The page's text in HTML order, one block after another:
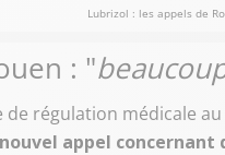
Lubrizol : les appels de
: "
de régulation médicale
appel